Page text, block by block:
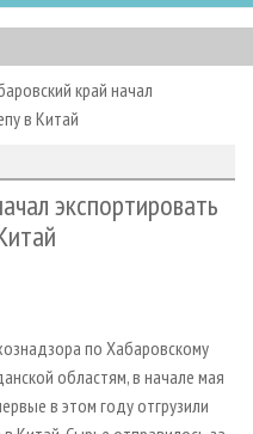
край начал
в Китай
экспортировать
по Хабаровскому
областям, в начале мая
в этом году отгрузили